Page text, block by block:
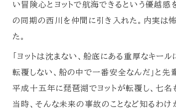
い冒険心とヨットで航海できるという優越
の同期の西川を仲間に引き入れた。内実は
た。
「ヨットは沈まない、船底にある重厚なキー
転覆しない、船の中で一番安全なんだ」と先
平成十五年に琵琶湖でヨットが転覆し、七名
当時、そんな未来の事故のことなど知るわけ